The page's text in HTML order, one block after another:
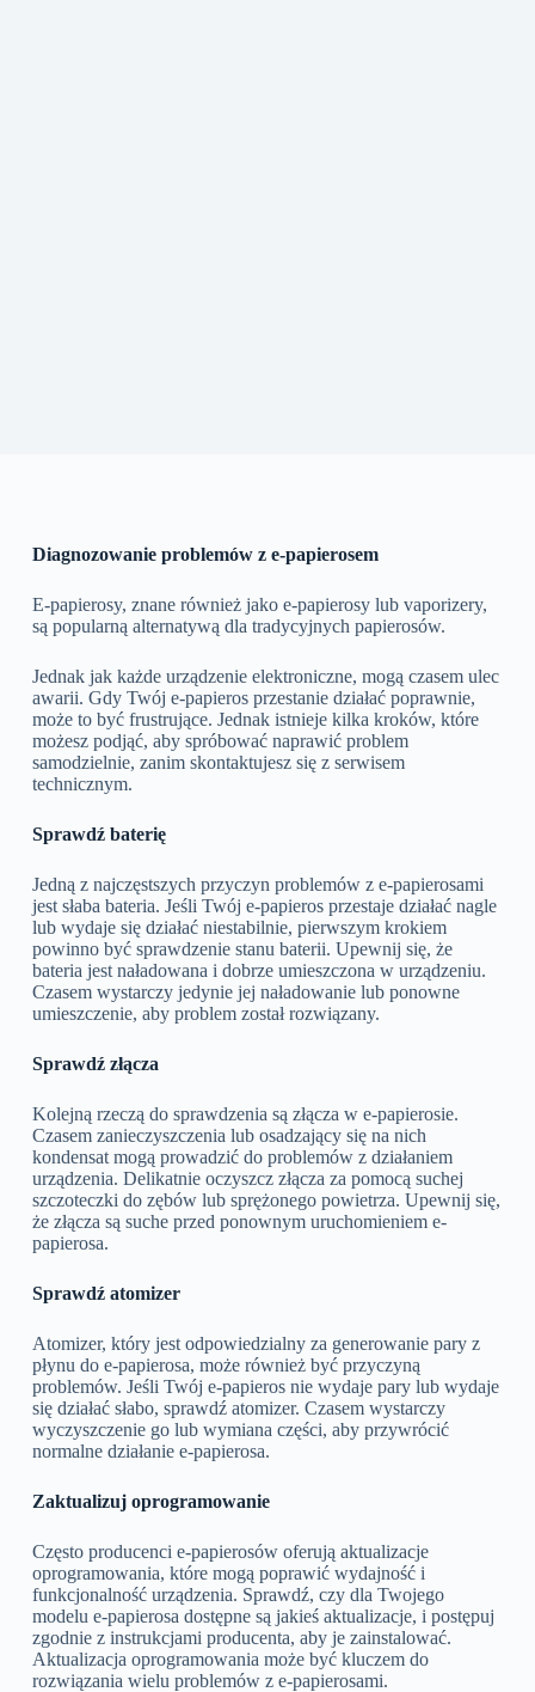
Diagnozowanie problemów z e-papierosem
E-papierosy, znane również jako e-papierosy lub vaporizery,
są popularną alternatywą dla tradycyjnych papierosów.
Jednak jak każde urządzenie elektroniczne, mogą czasem ulec
awarii. Gdy Twój e-papieros przestanie działać poprawnie,
może to być frustrujące. Jednak istnieje kilka kroków, które
możesz podjąć, aby spróbować naprawić problem
samodzielnie, zanim skontaktujesz się z serwisem
technicznym.
Sprawdź baterię
Jedną z najczęstszych przyczyn problemów z e-papierosami
jest słaba bateria. Jeśli Twój e-papieros przestaje działać nagle
lub wydaje się działać niestabilnie, pierwszym krokiem
powinno być sprawdzenie stanu baterii. Upewnij się, że
bateria jest naładowana i dobrze umieszczona w urządzeniu.
Czasem wystarczy jedynie jej naładowanie lub ponowne
umieszczenie, aby problem został rozwiązany.
Sprawdź złącza
Kolejną rzeczą do sprawdzenia są złącza w e-papierosie.
Czasem zanieczyszczenia lub osadzający się na nich
kondensat mogą prowadzić do problemów z działaniem
urządzenia. Delikatnie oczyszcz złącza za pomocą suchej
szczoteczki do zębów lub sprężonego powietrza. Upewnij się,
że złącza są suche przed ponownym uruchomieniem e-
papierosa.
Sprawdź atomizer
Atomizer, który jest odpowiedzialny za generowanie pary z
płynu do e-papierosa, może również być przyczyną
problemów. Jeśli Twój e-papieros nie wydaje pary lub wydaje
się działać słabo, sprawdź atomizer. Czasem wystarczy
wyczyszczenie go lub wymiana części, aby przywrócić
normalne działanie e-papierosa.
Zaktualizuj oprogramowanie
Często producenci e-papierosów oferują aktualizacje
oprogramowania, które mogą poprawić wydajność i
funkcjonalność urządzenia. Sprawdź, czy dla Twojego
modelu e-papierosa dostępne są jakieś aktualizacje, i postępuj
zgodnie z instrukcjami producenta, aby je zainstalować.
Aktualizacja oprogramowania może być kluczem do
rozwiązania wielu problemów z e-papierosami.